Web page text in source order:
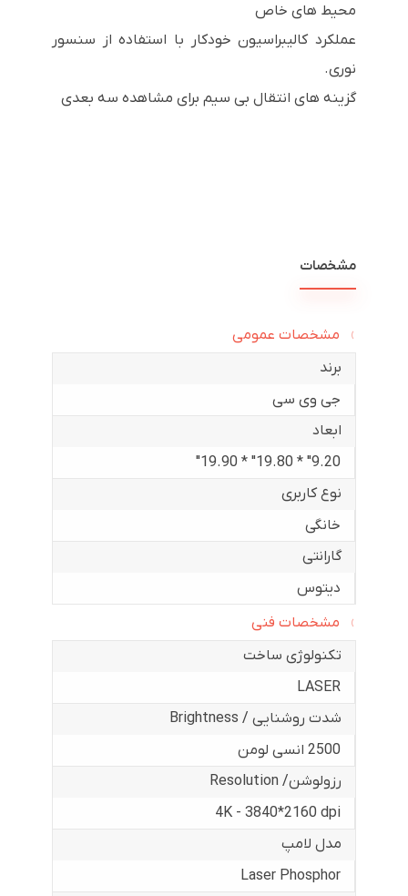
محیط های خاص
عملکرد کالیبراسیون خودکار با استفاده از سنسور
نوری.
گزینه های انتقال بی سیم برای مشاهده سه بعدی
مشخصات
مشخصات عمومی
برند
جی وی سی
ابعاد
9.20" * 19.80" * 19.90"
نوع کاربری
خانگی
گارانتی
دیتوس
مشخصات فنی
تکنولوژی ساخت
LASER
شدت روشنایی / Brightness
2500 انسی لومن
رزولوشن/ Resolution
4K - 3840*2160 dpi
مدل لامپ
Laser Phosphor